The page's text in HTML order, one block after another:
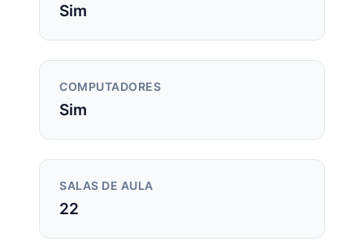
Sim
COMPUTADORES
Sim
SALAS DE AULA
22